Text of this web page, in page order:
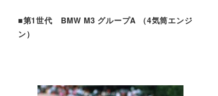
■第1世代 BMW M3 グループA （4気筒エンジ
ン）